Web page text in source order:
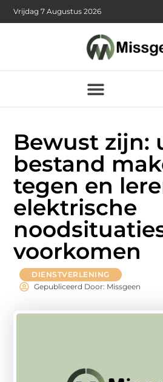
Vrijdag 7 Augustus 2026
Bewust zijn:
bestand
tegen en
elektrische
voorkomen
DIENSTVERLENING
Gepubliceerd Door: Missgeen